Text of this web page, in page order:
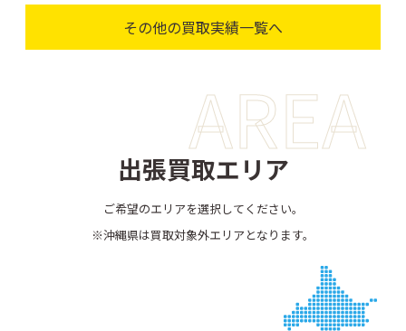
その他の買取実績一覧へ
AREA
出張買取エリア
ご希望のエリアを選択してください。
※沖縄県は買取対象外エリアとなります。